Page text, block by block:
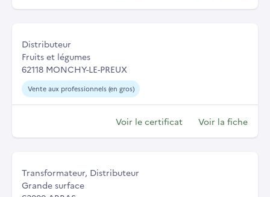
Distributeur
Fruits et légumes
62118 MONCHY-LE-PREUX
Vente aux professionnels (en gros)
Voir le certificat Voir la fiche
Transformateur, Distributeur
Grande surface